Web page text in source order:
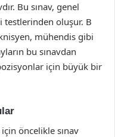
Bu sınav, genel
testlerinden oluşur. B
mühendis gibi
bu sınavdan
için büyük bir
için öncelikle sınav